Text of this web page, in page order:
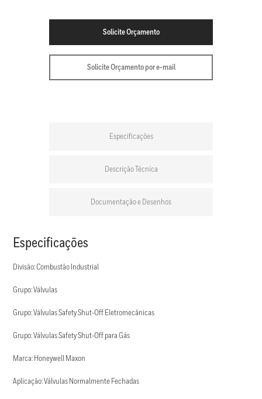
Solicite Orçamento
Solicite Orçamento por e-mail
Especificações
Descrição Técnica
Documentação e Desenhos
Especificações
Divisão: Combustão Industrial
Grupo: Válvulas
Grupo: Válvulas Safety Shut-Off Eletromecânicas
Grupo: Válvulas Safety Shut-Off para Gás
Marca: Honeywell Maxon
Aplicação: Válvulas Normalmente Fechadas